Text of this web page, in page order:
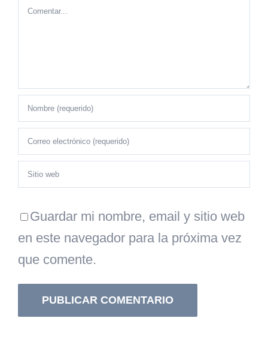
Comentar
Guardar mi nombre, email y sitio web
en este navegador para la próxima vez
que comente.